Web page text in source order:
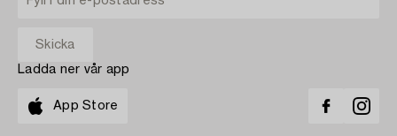
Ladda ner vår app
App Store